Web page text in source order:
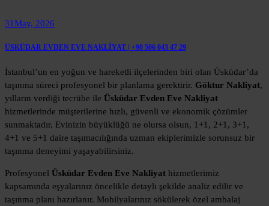
31May, 2026
ÜSKÜDAR EVDEN EVE NAKLİYAT | +90 506 043 47 29
İstanbul’un en yoğun ve hareketli ilçelerinden biri olan Üsküdar’da
taşınma süreci profesyonel bir planlama gerektirir. Göktur Nakliyat,
yılların verdiği tecrübe ile Üsküdar Evden Eve Nakliyat
hizmetlerinde müşterilerine hızlı, güvenli ve ekonomik çözümler
sunmaktadır. Evinizin büyüklüğü ne olursa olsun, 1+1, 2+1, 3+1,
4+1 ve 5+1 daire taşımacılığında uzman ekiplerimizle sorunsuz bir
taşınma deneyimi yaşayabilirsiniz.
Profesyonel Üsküdar Evden Eve Nakliyat hizmetlerimiz
kapsamında eşyalarınız öncelikle detaylı şekilde analiz edilir ve
taşınma planı hazırlanır. Mobilyalarınız sökülerek özel ambalaj